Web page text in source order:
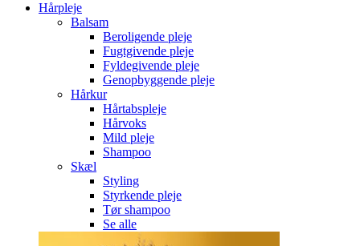
Hårpleje
Balsam
Beroligende pleje
Fugtgivende pleje
Fyldegivende pleje
Genopbyggende pleje
Hårkur
Hårtabspleje
Hårvoks
Mild pleje
Shampoo
Skæl
Styling
Styrkende pleje
Tør shampoo
Se alle